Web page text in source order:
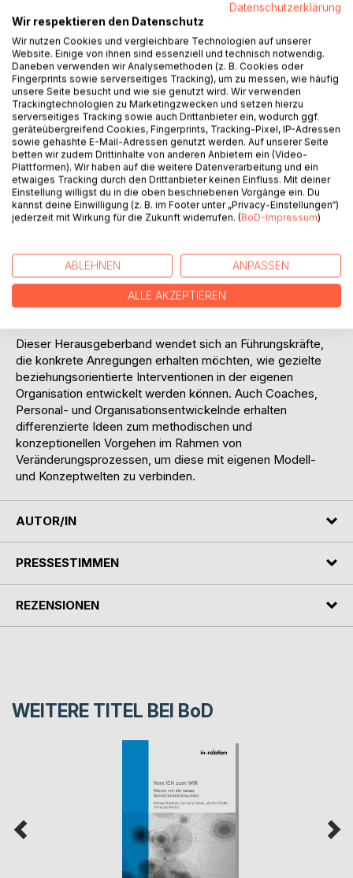
Schaffens sowie wissenschaftlicher Fundierung und
verbindet diese sinnvoll miteinander.
Das Buch bietet einen Orientierungsrahmen für die Planung
von Interventionen in organisationalen
Veränderungsprozessen. Strukturelle Gesichtspunkte
werden dabei genauso aufgegriffen, wie die
ausschlaggebende beziehungsorientierte Ebene. Zu den
vorgestellten Modellen zählen dabei solche der
Transaktionsanalyse, verwandter Themengebiete sowie
eigener Entwicklung. Neue aus der Alltagspraxis
entstandene und darin bewährte Konzepte werden
nachvollziehbar illustriert. Es werden unter anderem Details
bezüglich Organisationsbestandsaufnahme, Leitbildarbeit
und in eine holistische Perspektive auf organisationale
Transformationsprozesse eingebettet. Dadurch eröffnet
das Werk ein tieferes Verständnis für die Bedeutung und
Anwendung von Interventionen.
Dieser Herausgeberband wendet sich an Führungskräfte,
die konkrete Anregungen erhalten möchten, wie gezielte
beziehungsorientierte Interventionen in der eigenen
Organisation entwickelt werden können. Auch Coaches,
Personal- und Organisationsentwickelnde erhalten
differenzierte Ideen zum methodischen und
konzeptionellen Vorgehen im Rahmen von
Veränderungsprozessen, um diese mit eigenen Modell-
und Konzeptwelten zu verbinden.
AUTOR/IN
PRESSESTIMMEN
REZENSIONEN
WEITERE TITEL BEI BoD
Datenschutzerklärung
Wir respektieren den Datenschutz
Wir nutzen Cookies und vergleichbare Technologien auf unserer
Website. Einige von ihnen sind essenziell und technisch notwendig.
Daneben verwenden wir Analysemethoden (z. B. Cookies oder
Fingerprints sowie serverseitiges Tracking), um zu messen, wie häufig
unsere Seite besucht und wie sie genutzt wird. Wir verwenden
Trackingtechnologien zu Marketingzwecken und setzen hierzu
serverseitiges Tracking sowie auch Drittanbieter ein, wodurch ggf.
geräteübergreifend Cookies, Fingerprints, Tracking-Pixel, IP-Adressen
sowie gehashte E-Mail-Adressen genutzt werden. Auf unserer Seite
betten wir zudem Drittinhalte von anderen Anbietern ein (Video-
Plattformen). Wir haben auf die weitere Datenverarbeitung und ein
etwaiges Tracking durch den Drittanbieter keinen Einfluss. Mit deiner
Einstellung willigst du in die oben beschriebenen Vorgänge ein. Du
kannst deine Einwilligung (z. B. im Footer unter „Privacy-Einstellungen“)
jederzeit mit Wirkung für die Zukunft widerrufen. (BoD-Impressum)
ABLEHNEN ANPASSEN
ALLE AKZEPTIEREN